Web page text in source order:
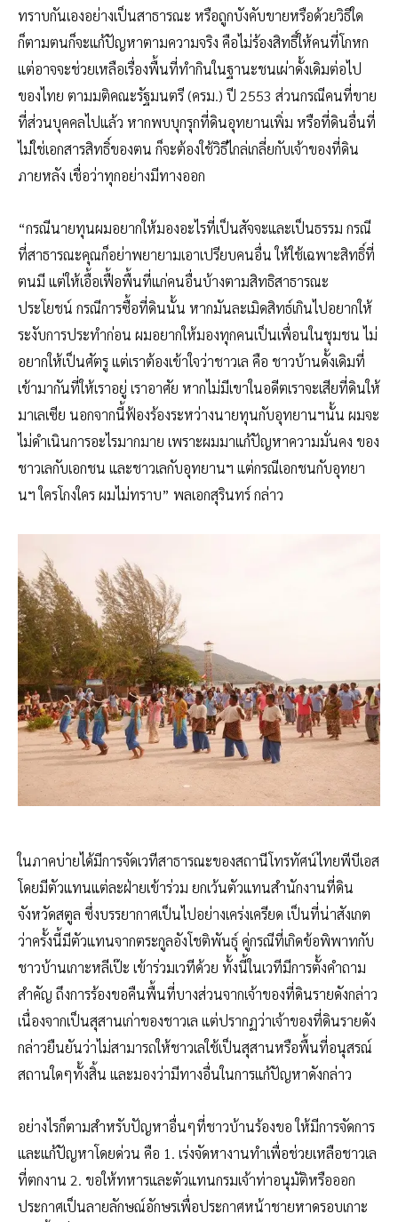
ทราบกันเองอย่างเป็นสาธารณะ หรือถูกบังคับขายหรือด้วยวิธีใด
ก็ตามตนก็จะแก้ปัญหาตามความจริง คือไม่ร้องสิทธิ์ให้คนที่โกหก
แต่อาจจะช่วยเหลือเรื่องพื้นที่ทำกินในฐานะชนเผ่าดั้งเดิมต่อไป
ของไทย ตามมติคณะรัฐมนตรี (ครม.) ปี 2553 ส่วนกรณีคนที่ขาย
ที่ส่วนบุคคลไปแล้ว หากพบบุกรุกที่ดินอุทยานเพิ่ม หรือที่ดินอื่นที่
ไม่ใช่เอกสารสิทธิ์ของตน ก็จะต้องใช้วิธีไกล่เกลี่ยกับเจ้าของที่ดิน
ภายหลัง เชื่อว่าทุกอย่างมีทางออก
“กรณีนายทุนผมอยากให้มองอะไรที่เป็นสัจจะและเป็นธรรม กรณี
ที่สาธารณะคุณก็อย่าพยายามเอาเปรียบคนอื่น ให้ใช้เฉพาะสิทธิ์ที่
ตนมี แต่ให้เอื้อเฟื้อพื้นที่แก่คนอื่นบ้างตามสิทธิสาธารณะ
ประโยชน์ กรณีการซื้อที่ดินนั้น หากมันละเมิดสิทธ์เกินไปอยากให้
ระงับการประทำก่อน ผมอยากให้มองทุกคนเป็นเพื่อนในชุมชน ไม่
อยากให้เป็นศัตรู แต่เราต้องเข้าใจว่าชาวเล คือ ชาวบ้านดั้งเดิมที่
เข้ามากันที่ให้เราอยู่ เราอาศัย หากไม่มีเขาในอดีตเราจะเสียที่ดินให้
มาเลเซีย นอกจากนี้ฟ้องร้องระหว่างนายทุนกับอุทยานฯนั้น ผมจะ
ไม่ดำเนินการอะไรมากมาย เพราะผมมาแก้ปัญหาความมั่นคง ของ
ชาวเลกับเอกชน และชาวเลกับอุทยานฯ แต่กรณีเอกชนกับอุทยา
นฯ ใครโกงใคร ผมไม่ทราบ” พลเอกสุรินทร์ กล่าว
ในภาคบ่ายได้มีการจัดเวทีสาธารณะของสถานีโทรทัศน์ไทยพีบีเอส
โดยมีตัวแทนแต่ละฝ่ายเข้าร่วม ยกเว้นตัวแทนสำนักงานที่ดิน
จังหวัดสตูล ซึ่งบรรยากาศเป็นไปอย่างเคร่งเครียด เป็นที่น่าสังเกต
ว่าครั้งนี้มีตัวแทนจากตระกูลอังโชติพันธุ์ คู่กรณีที่เกิดข้อพิพาทกับ
ชาวบ้านเกาะหลีเป๊ะ เข้าร่วมเวทีด้วย ทั้งนี้ในเวทีมีการตั้งคำถาม
สำคัญ ถึงการร้องขอคืนพื้นที่บางส่วนจากเจ้าของที่ดินรายดังกล่าว
เนื่องจากเป็นสุสานเก่าของชาวเล แต่ปรากฏว่าเจ้าของที่ดินรายดัง
กล่าวยืนยันว่าไม่สามารถให้ชาวเลใช้เป็นสุสานหรือพื้นที่อนุสรณ์
สถานใดๆทั้งสิ้น และมองว่ามีทางอื่นในการแก้ปัญหาดังกล่าว
อย่างไรก็ตามสำหรับปัญหาอื่นๆที่ชาวบ้านร้องขอ ให้มีการจัดการ
และแก้ปัญหาโดยด่วน คือ 1. เร่งจัดหางานทำเพื่อช่วยเหลือชาวเล
ที่ตกงาน 2. ขอให้ทหารและตัวแทนกรมเจ้าท่าอนุมัติหรือออก
ประกาศเป็นลายลักษณ์อักษรเพื่อประกาศหน้าชายหาดรอบเกาะ